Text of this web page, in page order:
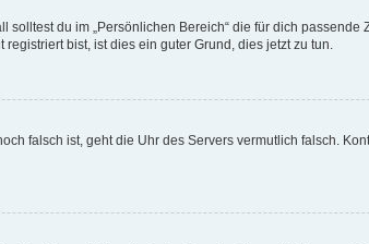
du im „Persönlichen Bereich“ die für dich passende
bist, ist dies ein guter Grund, dies jetzt zu tun.
falsch ist, geht die Uhr des Servers vermutlich falsch.